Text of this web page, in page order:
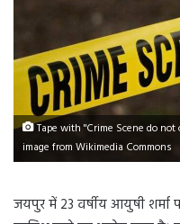
Tape with "Crime Scene do
image from Wikimedia Commons
जयपुर में 23 वर्षीय आयुषी शर्मा